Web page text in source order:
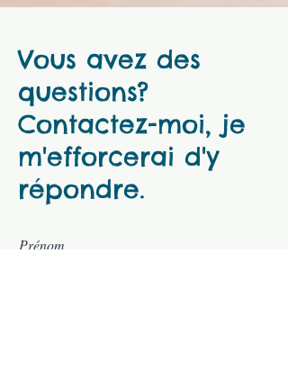
Vous avez des
questions?
Contactez-moi, je
m'efforcerai d'y
répondre.
Prénom